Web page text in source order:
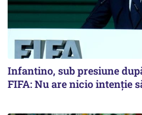
Infantino, sub presiune
FIFA: Nu are nicio intenție